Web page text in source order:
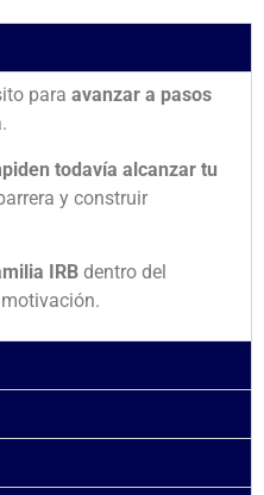
para avanzar a pasos
todavía alcanzar tu
y construir
IRB dentro del